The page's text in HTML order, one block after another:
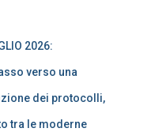
2026:
verso una
dei protocolli,
tra le moderne